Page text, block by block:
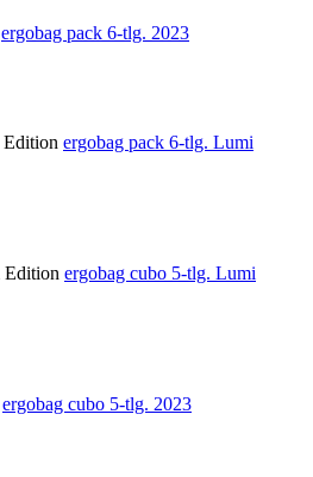
ergobag pack 6-tlg. 2023
ergobag pack 6-tlg. Lumi
ergobag cubo 5-tlg. Lumi
ergobag cubo 5-tlg. 2023